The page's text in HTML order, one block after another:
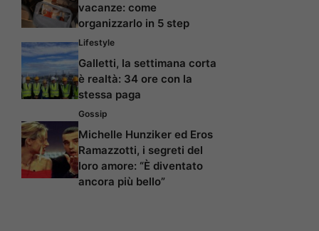
vacanze: come
organizzarlo in 5 step
Lifestyle
Galletti, la settimana corta
è realtà: 34 ore con la
stessa paga
Gossip
Michelle Hunziker ed Eros
Ramazzotti, i segreti del
loro amore: “È diventato
ancora più bello”